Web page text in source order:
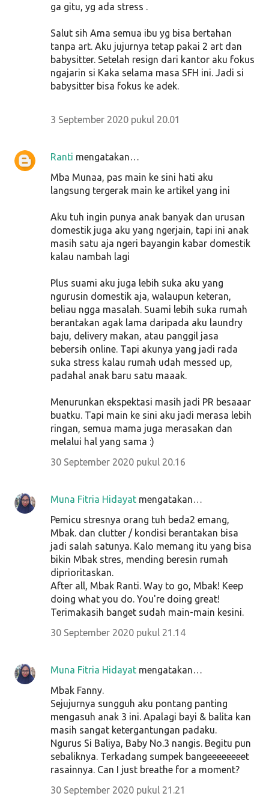
ga gitu, yg ada stress .
Salut sih Ama semua ibu yg bisa bertahan
tanpa art. Aku jujurnya tetap pakai 2 art dan
babysitter. Setelah resign dari kantor aku fokus
ngajarin si Kaka selama masa SFH ini. Jadi si
babysitter bisa fokus ke adek.
3 September 2020 pukul 20.01
Ranti mengatakan…
Mba Munaa, pas main ke sini hati aku
langsung tergerak main ke artikel yang ini
Aku tuh ingin punya anak banyak dan urusan
domestik juga aku yang ngerjain, tapi ini anak
masih satu aja ngeri bayangin kabar domestik
kalau nambah lagi
Plus suami aku juga lebih suka aku yang
ngurusin domestik aja, walaupun keteran,
beliau ngga masalah. Suami lebih suka rumah
berantakan agak lama daripada aku laundry
baju, delivery makan, atau panggil jasa
bebersih online. Tapi akunya yang jadi rada
suka stress kalau rumah udah messed up,
padahal anak baru satu maaak.
Menurunkan ekspektasi masih jadi PR besaaar
buatku. Tapi main ke sini aku jadi merasa lebih
ringan, semua mama juga merasakan dan
melalui hal yang sama :)
30 September 2020 pukul 20.16
Muna Fitria Hidayat mengatakan…
Pemicu stresnya orang tuh beda2 emang,
Mbak. dan clutter / kondisi berantakan bisa
jadi salah satunya. Kalo memang itu yang bisa
bikin Mbak stres, mending beresin rumah
diprioritaskan.
After all, Mbak Ranti. Way to go, Mbak! Keep
doing what you do. You're doing great!
Terimakasih banget sudah main-main kesini.
30 September 2020 pukul 21.14
Muna Fitria Hidayat mengatakan…
Mbak Fanny.
Sejujurnya sungguh aku pontang panting
mengasuh anak 3 ini. Apalagi bayi & balita kan
masih sangat ketergantungan padaku.
Ngurus Si Baliya, Baby No.3 nangis. Begitu pun
sebaliknya. Terkadang sumpek bangeeeeeeeet
rasainnya. Can I just breathe for a moment?
30 September 2020 pukul 21.21